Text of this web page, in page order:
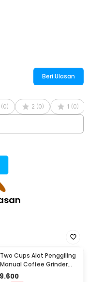
Beri Ulasan
(0) 2 (0) 1 (0)
Cups Alat Penggiling
Coffee Grinder
- WFCG9800